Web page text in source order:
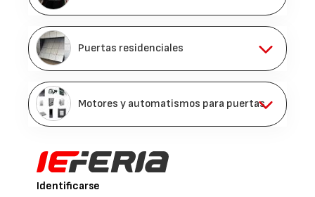
Puertas residenciales
Motores y automatismos para puertas
Identificarse